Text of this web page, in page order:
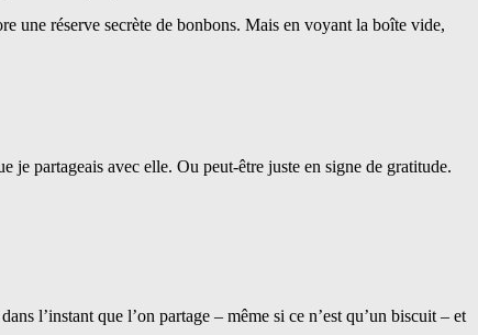
une réserve secrète de bonbons. Mais en voyant la boîte vide,
je partageais avec elle. Ou peut-être juste en signe de gratitude.
l’instant que l’on partage – même si ce n’est qu’un biscuit – et